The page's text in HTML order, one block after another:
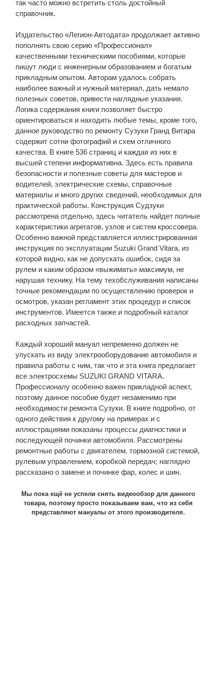
так часто можно встретить столь достойный
справочник.
Издательство «Легион-Автодата» продолжает активно
пополнять свою серию «Профессионал»
качественными техническими пособиями, которые
пишут люди с инженерным образованием и богатым
прикладным опытом. Авторам удалось собрать
наиболее важный и нужный материал, дать немало
полезных советов, привести наглядные указания.
Логика содержания книги позволяет быстро
ориентироваться и находить любые темы, кроме того,
данное руководство по ремонту Сузуки Гранд Витара
содержит сотни фотографий и схем отличного
качества. В книге 536 страниц и каждая из них в
высшей степени информативна. Здесь есть правила
безопасности и полезные советы для мастеров и
водителей, электрические схемы, справочные
материалы и много других сведений, необходимых для
практической работы. Конструкция Судзуки
рассмотрена отдельно, здесь читатель найдет полные
характеристики агрегатов, узлов и систем кроссовера.
Особенно важной представляется иллюстрированная
инструкция по эксплуатации Suzuki Grand Vitara, из
которой видно, как не допускать ошибок, сидя за
рулем и каким образом «выжимать» максимум, не
нарушая технику. На тему техобслуживания написаны
точные рекомендации по осуществлению проверок и
осмотров, указан регламент этих процедур и список
инструментов. Имеется также и подробный каталог
расходных запчастей.
Каждый хороший мануал непременно должен не
упускать из виду электрооборудование автомобиля и
правила работы с ним, так что и эта книга предлагает
все электросхемы SUZUKI GRAND VITARA.
Профессионалу особенно важен прикладной аспект,
поэтому данное пособие будет незаменимо при
необходимости ремонта Сузуки. В книге подробно, от
одного действия к другому на примерах и с
иллюстрациями показаны процессы диагностики и
последующей починки автомобиля. Рассмотрены
ремонтные работы с двигателем, тормозной системой,
рулевым управлением, коробкой передач; наглядно
рассказано о замене и починке фар, колес и шин.
Мы пока ещё не успели снять видеообзор для данного
товара, поэтому просто показываем вам, что из себя
представляют мануалы от этого производителя.